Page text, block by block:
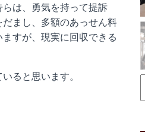
は、勇気を持って提訴
まし、多額のあっせん料
すが、現実に回収できる
ると思います。